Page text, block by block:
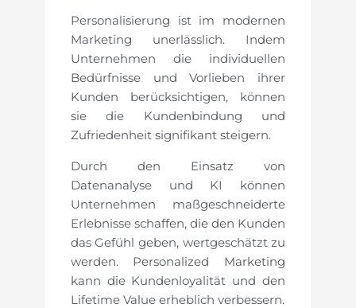
Personalisierung ist im modernen
Marketing unerlässlich. Indem
Unternehmen die individuellen
Bedürfnisse und Vorlieben ihrer
Kunden berücksichtigen, können
sie die Kundenbindung und
Zufriedenheit signifikant steigern.
Durch den Einsatz von
Datenanalyse und KI können
Unternehmen maßgeschneiderte
Erlebnisse schaffen, die den Kunden
das Gefühl geben, wertgeschätzt zu
werden. Personalized Marketing
kann die Kundenloyalität und den
Lifetime Value erheblich verbessern.